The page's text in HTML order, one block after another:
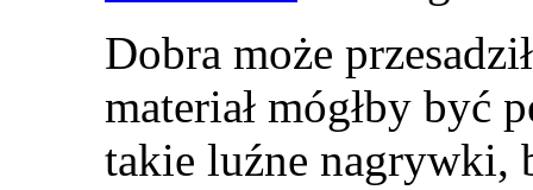
Dobra może
materiał mógłby być
takie luźne nagrywki,